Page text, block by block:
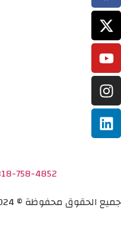
758-4852
جميع الحقوق محفوظة © 2024